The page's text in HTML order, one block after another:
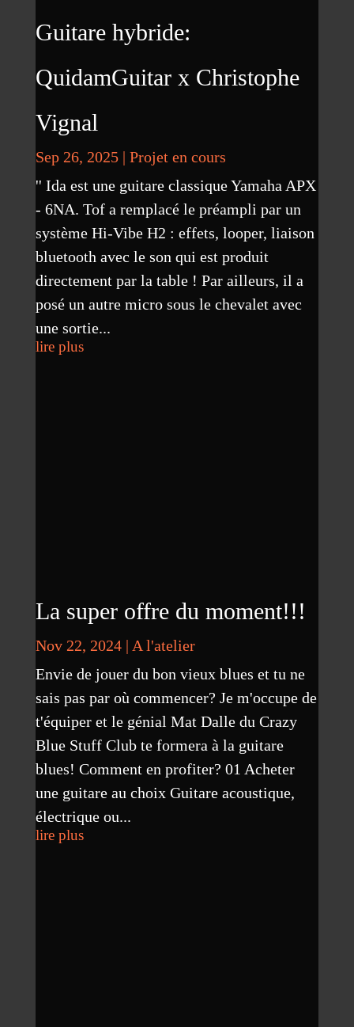
Guitare hybride:
QuidamGuitar x Christophe
Vignal
Sep 26, 2025| Projet en cours
'' Ida est une guitare classique Yamaha APX
- 6NA. Tof a remplacé le préampli par un
système Hi-Vibe H2 : effets, looper, liaison
bluetooth avec le son qui est produit
directement par la table ! Par ailleurs, il a
posé un autre micro sous le chevalet avec
une sortie...
lire plus
La super offre du moment!!!
Nov 22, 2024| A l'atelier
Envie de jouer du bon vieux blues et tu ne
sais pas par où commencer? Je m'occupe de
t'équiper et le génial Mat Dalle du Crazy
Blue Stuff Club te formera à la guitare
blues! Comment en profiter? 01 Acheter
une guitare au choix Guitare acoustique,
électrique ou...
lire plus